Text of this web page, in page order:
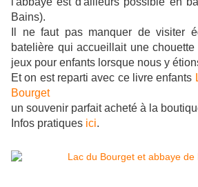
Bains).
Il ne faut pas manquer de visiter
batelière qui accueillait une
jeux pour enfants lorsque nous y
Et on est reparti avec ce livre enfants
Bourget
un souvenir parfait acheté à la
Infos pratiques ici.